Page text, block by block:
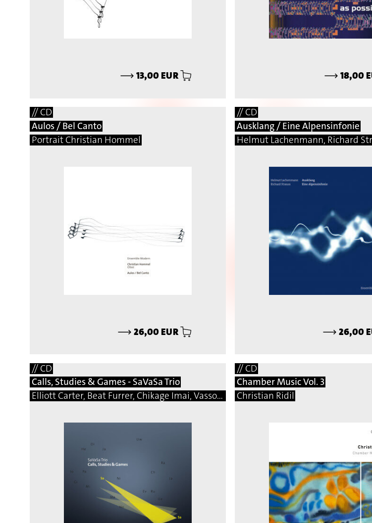
⟶ 13,00 EUR ⟶ 18,00
// CD
Aulos / Bel Canto
Portrait Christian Hommel
⟶ 26,00 EUR
// CD
Ausklang / Eine Alpensinfonie
Helmut Lachenmann, Richard
⟶ 26,00
// CD
Calls, Studies & Games - SaVaSa Trio
Elliott Carter, Beat Furrer, Chikage Imai, Vassos Nicolaou, Matej Bonin, Bernhard Gander, Manfred Trojahn, Vito Žuraj, Marcelo Perticone, Steingrimur Rohloff, Márton Illés, Natalio Sued, Damon Thomas Lee, Hermann Kretzschmar, Martin Matalon, Adalberto Vidal
// CD
Chamber Music Vol. 3
Christian Ridil